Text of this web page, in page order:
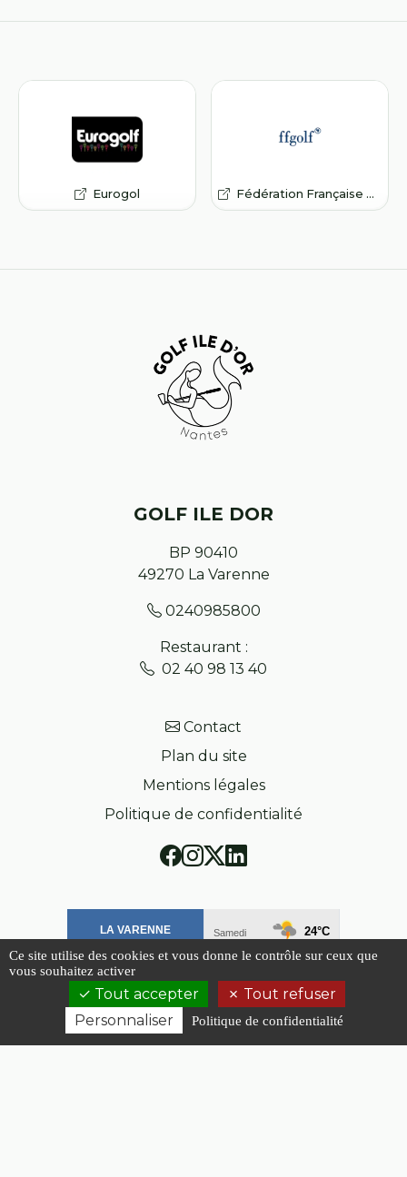
Eurogol Fédération Française de Golf
GOLF ILE DOR
BP 90410
49270 La Varenne
0240985800
Restaurant :
02 40 98 13 40
Contact
Plan du site
Mentions légales
Politique de confidentialité
Ce site utilise des cookies et vous donne le contrôle sur ceux que
vous souhaitez activer
Tout accepter
Tout refuser
Personnaliser
Politique de confidentialité